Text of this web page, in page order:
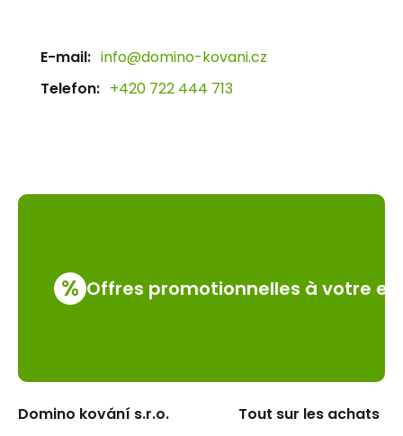
E-mail: info@domino-kovani.cz
Telefon: +420 722 444 713
% Offres promotionnelles à votre
Domino kování s.r.o. Tout sur les achats